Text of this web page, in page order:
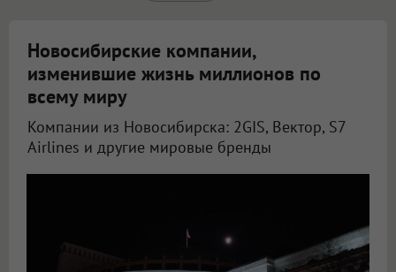
Новосибирские компании,
изменившие жизнь миллионов по
всему миру
Компании из Новосибирска: 2GIS, Вектор, S7
Airlines и другие мировые бренды